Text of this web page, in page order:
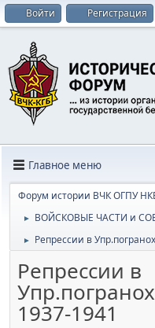
Войти Регистрация
Главное меню
Форум истории ВЧК ОГПУ
► ВОЙСКОВЫЕ ЧАСТИ и
► Репрессии в
Репрессии в
1937-1941